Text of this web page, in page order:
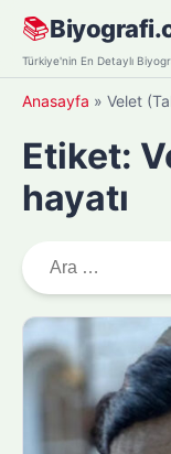
Skip
content
📚
Türkiye'nin En Detaylı
Anasayfa » Velet
Etiket:
hayatı
r
m
a